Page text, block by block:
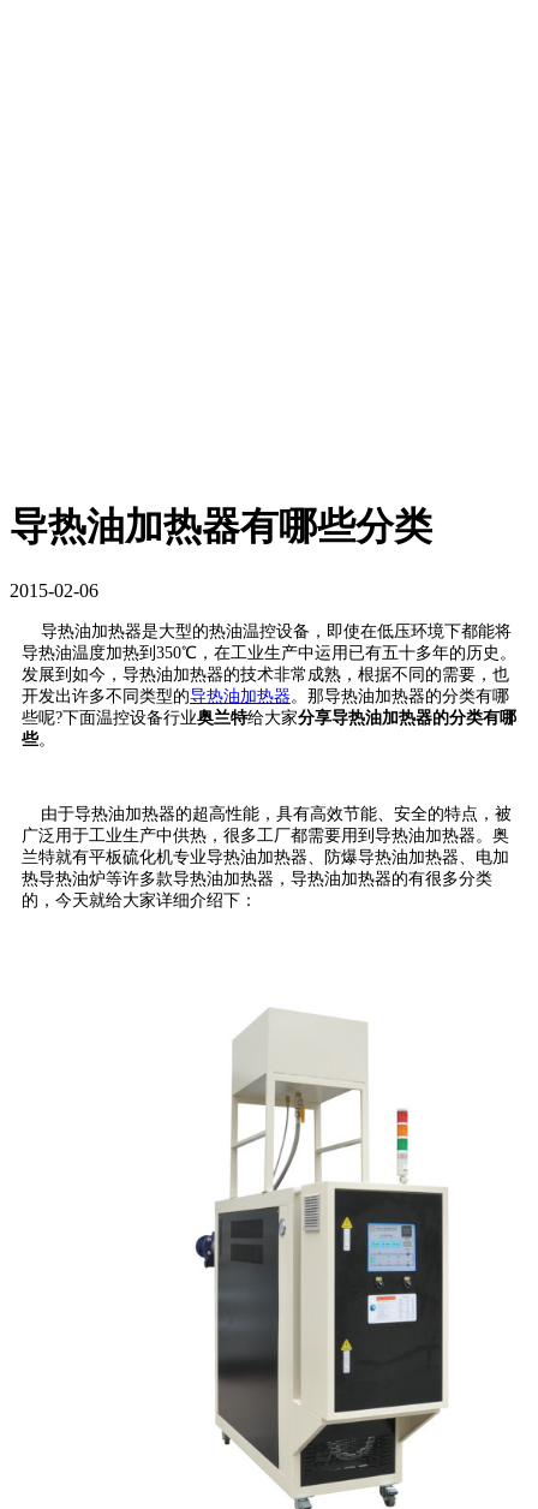
导热油加热器有哪些分类
2015-02-06
导热油加热器是大型的热油温控设备，即使在低压环境下都能将
导热油温度加热到350℃，在工业生产中运用已有五十多年的历史。
发展到如今，导热油加热器的技术非常成熟，根据不同的需要，也
开发出许多不同类型的导热油加热器 。那导热油加热器的分类有哪
些呢?下面温控设备行业奥兰特给大家分享导热油加热器的分类有哪
些。
由于导热油加热器的超高性能，具有高效节能、安全的特点，被
广泛用于工业生产中供热，很多工厂都需要用到导热油加热器。奥
兰特就有平板硫化机专业导热油加热器、防爆导热油加热器、电加
热导热油炉等许多款导热油加热器，导热油加热器的有很多分类
的，今天就给大家详细介绍下：